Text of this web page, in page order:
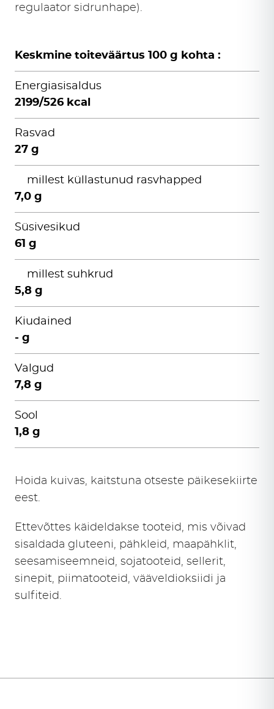
regulaator sidrunhape).
Keskmine toiteväärtus 100 g kohta :
Energiasisaldus
2199/526 kcal
Rasvad
27 g
millest küllastunud rasvhapped
7,0 g
Süsivesikud
61 g
millest suhkrud
5,8 g
Kiudained
- g
Valgud
7,8 g
Sool
1,8 g
Hoida kuivas, kaitstuna otseste päikesekiirte
eest.
Ettevõttes käideldakse tooteid, mis võivad
sisaldada gluteeni, pähkleid, maapähklit,
seesamiseemneid, sojatooteid, sellerit,
sinepit, piimatooteid, vääveldioksiidi ja
sulfiteid.